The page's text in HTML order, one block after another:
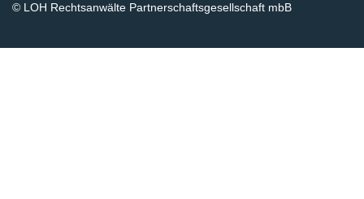
© LOH Rechtsanwälte Partnerschaftsgesellschaft mbB